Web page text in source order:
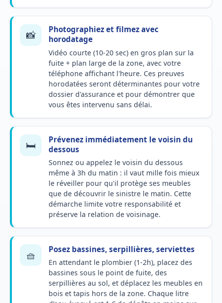
📸
Photographiez et filmez avec
horodatage
Vidéo courte (10-20 sec) en gros plan sur la
fuite + plan large de la zone, avec votre
téléphone affichant l'heure. Ces preuves
horodatées seront déterminantes pour votre
dossier d'assurance et pour démontrer que
vous êtes intervenu sans délai.
🛏️
Prévenez immédiatement le voisin du
dessous
Sonnez ou appelez le voisin du dessous
même à 3h du matin : il vaut mille fois mieux
le réveiller pour qu'il protège ses meubles
que de découvrir le sinistre le matin. Cette
démarche limite votre responsabilité et
préserve la relation de voisinage.
🧺 Posez bassines, serpillières, serviettes
En attendant le plombier (1-2h), placez des
bassines sous le point de fuite, des
serpillières au sol, et déplacez les meubles en
bois et tapis hors de la zone. Chaque litre